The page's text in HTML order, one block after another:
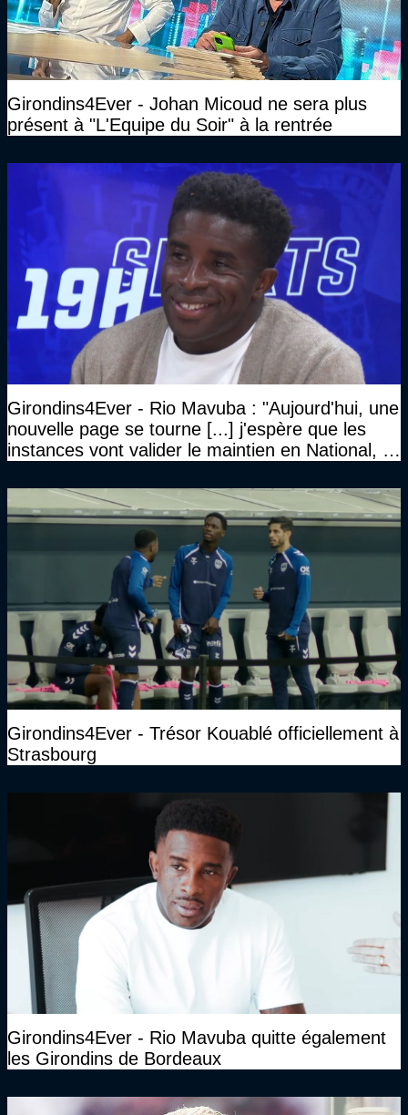
Girondins4Ever - Johan Micoud ne sera plus
présent à "L'Equipe du Soir" à la rentrée
Girondins4Ever - Rio Mavuba : "Aujourd'hui, une
nouvelle page se tourne [...] j'espère que les
instances vont valider le maintien en National, et
haut niveau"
Girondins4Ever - Trésor Kouablé officiellement à
Strasbourg
Girondins4Ever - Rio Mavuba quitte également
les Girondins de Bordeaux